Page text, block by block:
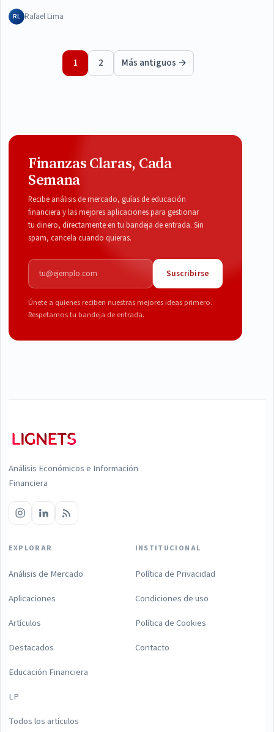
RL Rafael Lima
Paginación de entradas
1 2 Más antiguos →
Finanzas Claras, Cada
Semana
Recibe análisis de mercado, guías de educación
financiera y las mejores aplicaciones para gestionar
tu dinero, directamente en tu bandeja de entrada. Sin
spam, cancela cuando quieras.
Correo electrónico
Suscribirse
Únete a quienes reciben nuestras mejores ideas primero.
Respetamos tu bandeja de entrada.
Análisis Económicos e Información
Financiera
EXPLORAR
Análisis de Mercado
Aplicaciones
Artículos
Destacados
Educación Financiera
LP
Todos los artículos
INSTITUCIONAL
Política de Privacidad
Condiciones de uso
Política de Cookies
Contacto